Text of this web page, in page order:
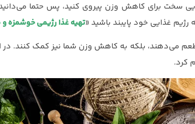
سخت برای کاهش وزن پیروی کنید، پس حتما
غذایی خود پایبند باشید «تهیه غذا رژیمی خوشمزه
می‌دهند، بلکه به کاهش وزن شما نیز کمک کنند. در
کرد.